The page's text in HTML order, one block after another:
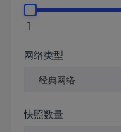
1
网络类型
经典网络
快照数量